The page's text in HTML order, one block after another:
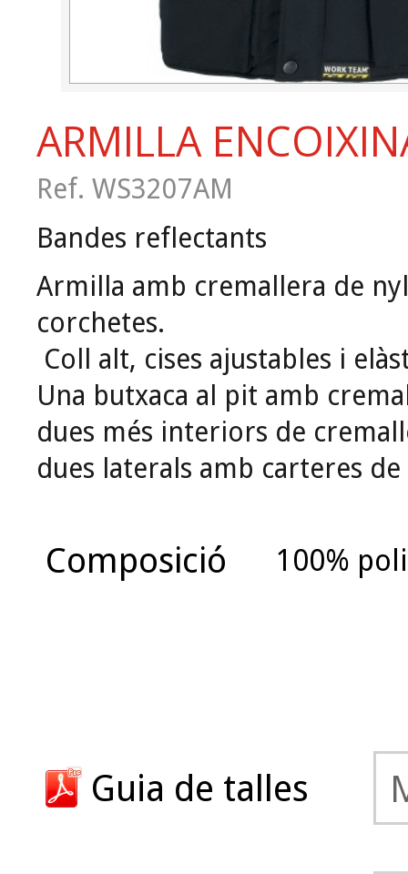
ARMILLA
Ref. WS3207AM
Bandes reflectants
Armilla amb cremallera de
corchetes.
Coll alt, cises ajustables i
Una butxaca al pit amb
dues més interiors de
dues laterals amb carteres
Composició 100%
Guia de talles